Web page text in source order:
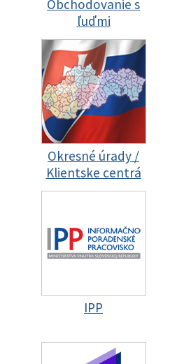
Obchodovanie s
ľuďmi
Okresné úrady /
Klientske centrá
IPP